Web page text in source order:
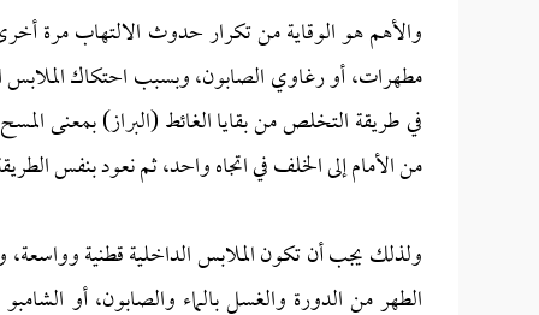
والأهم هو الوقاية من تكرار حدوث الالتهاب مرة
مطهرات، أو رغاوي الصابون، وبسبب احتكاك الملابس
في طريقة التخلص من بقايا الغائط (البراز) بمعنى
من الأمام إلى الخلف في اتجاه واحد، ثم نعود بنفس
ولذلك يجب أن تكون الملابس الداخلية قطنية وواسعة،
الطهر من الدورة والغسل بالماء والصابون، أو